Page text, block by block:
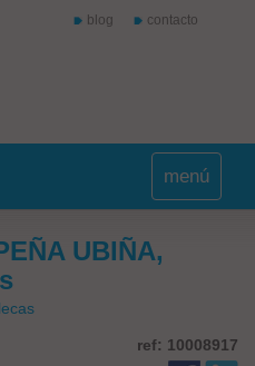
blog contacto
menú
UBIÑA,
ref: 10008917